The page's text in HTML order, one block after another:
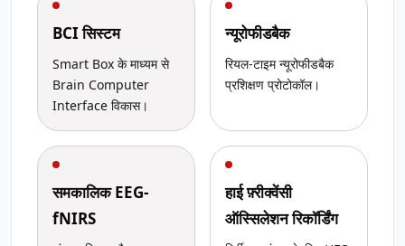
BCI सिस्टम
Smart Box के माध्यम से
Brain Computer
Interface विकास।
न्यूरोफीडबैक
रियल-टाइम न्यूरोफीडबैक
प्रशिक्षण प्रोटोकॉल।
समकालिक EEG-
fNIRS
हाई फ़्रीक्वेंसी
ऑस्सिलेशन रिकॉर्डिंग